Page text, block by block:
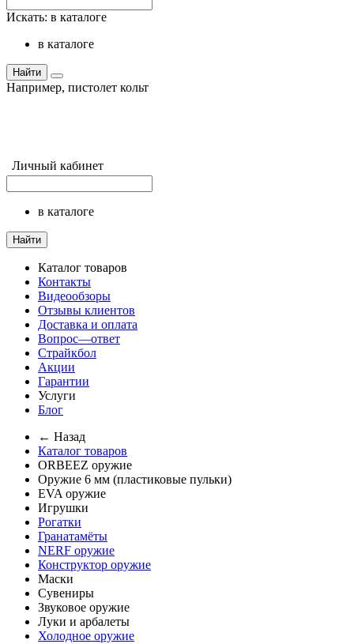
Искать: в каталоге
в каталоге
Найти
Например, пистолет кольт
Личный кабинет
в каталоге
Найти
Каталог товаров
Контакты
Видеообзоры
Отзывы клиентов
Доставка и оплата
Вопрос—ответ
Страйкбол
Акции
Гарантии
Услуги
Блог
← Назад
Каталог товаров
ORBEEZ оружие
Оружие 6 мм (пластиковые пульки)
EVA оружие
Игрушки
Рогатки
Гранатамёты
NERF оружие
Конструктор оружие
Маски
Сувениры
Звуковое оружие
Луки и арбалеты
Холодное оружие